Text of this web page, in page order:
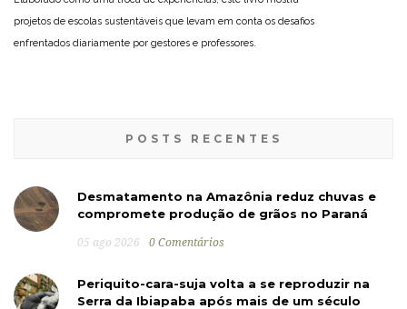
projetos de escolas sustentáveis que levam em conta os desafios
enfrentados diariamente por gestores e professores.
POSTS RECENTES
Desmatamento na Amazônia reduz chuvas e
compromete produção de grãos no Paraná
05 ago 2026 0 Comentários
Periquito-cara-suja volta a se reproduzir na
Serra da Ibiapaba após mais de um século